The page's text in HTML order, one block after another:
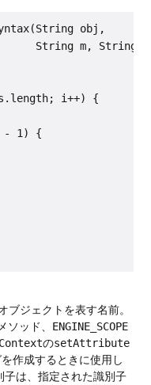
obj,
String m,
i++) {
- 1) {
ブジェクトを表す名前。
メソッド、 ENGINE_SCOPE
のsetAttribute
作成するときに使用し
子は、指定された識別子